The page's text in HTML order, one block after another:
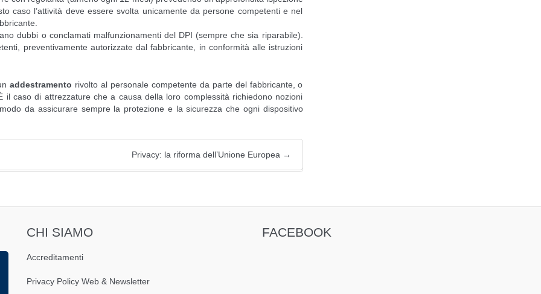
caso l’attività deve essere svolta unicamente da persone competenti e nel
dubbi o conclamati malfunzionamenti del DPI (sempre che sia riparabile).
preventivamente autorizzate dal fabbricante, in conformità alle istruzioni
addestramento rivolto al personale competente da parte del fabbricante, o
caso di attrezzature che a causa della loro complessità richiedono nozioni
da assicurare sempre la protezione e la sicurezza che ogni dispositivo
Privacy: la riforma dell’Unione Europea →
CHI SIAMO
Accreditamenti
Privacy Policy Web & Newsletter
FACEBOOK